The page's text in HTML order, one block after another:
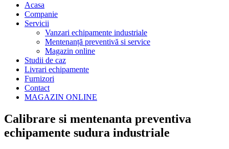
Acasa
Companie
Servicii
Vanzari echipamente industriale
Mentenanță preventivă si service
Magazin online
Studii de caz
Livrari echipamente
Furnizori
Contact
MAGAZIN ONLINE
Calibrare si mentenanta preventiva
echipamente sudura industriale